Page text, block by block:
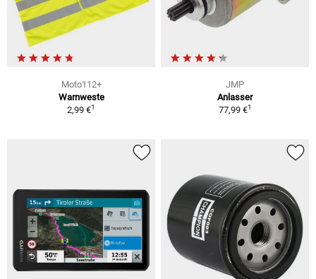
Moto112+
Warnweste
2,99 €1
JMP
Anlasser
77,99 €1